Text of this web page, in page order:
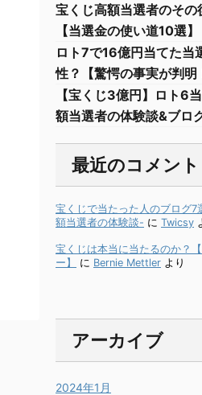
宝くじ高額当選者のそ
【当選金の使い道10選】
ロト7で16億円当てた当
性？【驚愕の事実が判明
【宝くじ3億円】ロト6
額当選者の体験談&ブロ
最近のコメント
宝くじで当たった人のブログ
額当選者の体験談- に Twicsy
宝くじは本当に当たるのか？
ー】
に Bernie Mettler より
アーカイブ
2024年1月